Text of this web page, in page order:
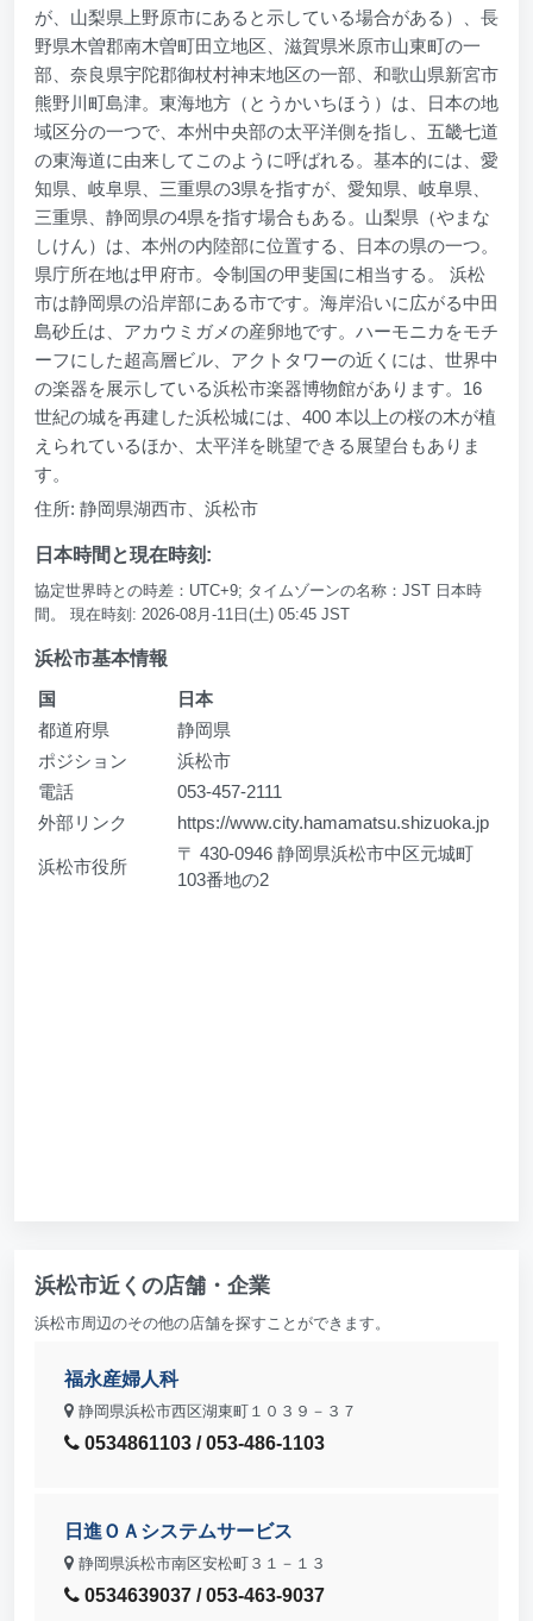
が、山梨県上野原市にあると示している場合がある）、長
野県木曽郡南木曽町田立地区、滋賀県米原市山東町の一
部、奈良県宇陀郡御杖村神末地区の一部、和歌山県新宮市
熊野川町島津。東海地方（とうかいちほう）は、日本の地
域区分の一つで、本州中央部の太平洋側を指し、五畿七道
の東海道に由来してこのように呼ばれる。基本的には、愛
知県、岐阜県、三重県の3県を指すが、愛知県、岐阜県、
三重県、静岡県の4県を指す場合もある。山梨県（やまな
しけん）は、本州の内陸部に位置する、日本の県の一つ。
県庁所在地は甲府市。令制国の甲斐国に相当する。 浜松
市は静岡県の沿岸部にある市です。海岸沿いに広がる中田
島砂丘は、アカウミガメの産卵地です。ハーモニカをモチ
ーフにした超高層ビル、アクトタワーの近くには、世界中
の楽器を展示している浜松市楽器博物館があります。16
世紀の城を再建した浜松城には、400 本以上の桜の木が植
えられているほか、太平洋を眺望できる展望台もありま
す。
住所: 静岡県湖西市、浜松市
日本時間と現在時刻:
協定世界時との時差：UTC+9; タイムゾーンの名称：JST 日本時
間。 現在時刻: 2026-08月-11日(土) 05:45 JST
浜松市基本情報
国
日本
都道府県
静岡県
ポジション
浜松市
電話
053-457-2111
外部リンク
https://www.city.hamamatsu.shizuoka.jp
浜松市役所
〒 430-0946 静岡県浜松市中区元城町
103番地の2
浜松市近くの店舗・企業
浜松市周辺のその他の店舗を探すことができます。
福永産婦人科
静岡県浜松市西区湖東町１０３９－３７
0534861103 / 053-486-1103
日進ＯＡシステムサービス
静岡県浜松市南区安松町３１－１３
0534639037 / 053-463-9037